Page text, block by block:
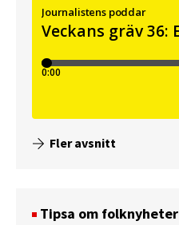
Fler avsnitt
Tipsa om folknyheter